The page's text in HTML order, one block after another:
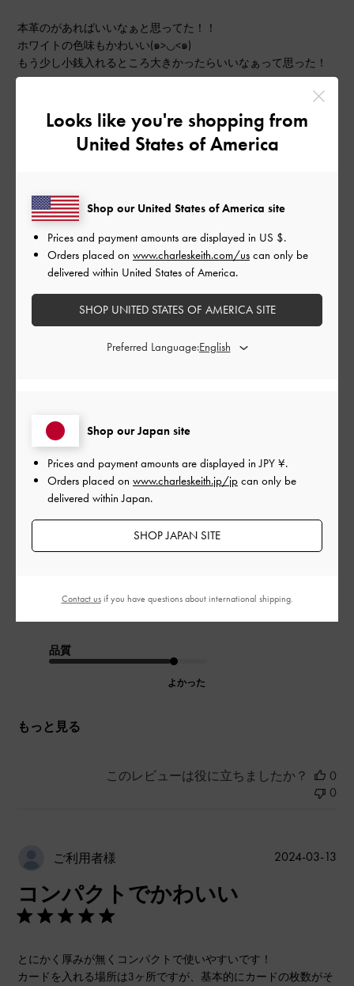
本革のがあればいいなぁと思ってた！！
ホワイトの色味もかわいい(๑>◡<๑)
もう少し小銭入れるところ大きかったらいいなぁって思った！
デザイン
普通
もっと見る
このレビューは役に立ちましたか？
とても可愛い
小さいバッグが多いのでこのカードケースはとても使いやすい
お札を入れて落ちてこないか心配でしたが、大丈夫でした！
品質
よかった
もっと見る
このレビューは役に立ちましたか？
0
0
ご利用者様
コンパクトでかわいい
とにかく厚みが無くコンパクトで使いやすいです！
カードを入れる場所は3ヶ所ですが、基本的にカードの枚数がそ
公
2024-03-13
Looks like you're shopping from
United States of America
Shop our Japan site
Prices and payment amounts are displayed inJPY ¥.
Orders placed on www.charleskeith.jp/jp can only be
delivered within Japan.
SHOP JAPAN SITE
Shop our United States of America site
Prices and payment amounts are displayed in US $.
Orders placed on www.charleskeith.com/us can only be
delivered within United States of America.
SHOP UNITED STATES OF AMERICA SITE
Preferred Language:
Contact usif you have questions about international shipping.